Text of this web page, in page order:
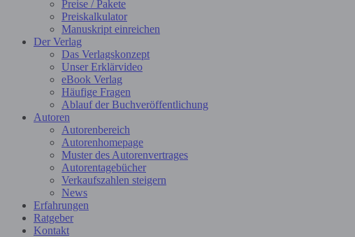
Preise / Pakete
Preiskalkulator
Manuskript einreichen
Der Verlag
Das Verlagskonzept
Unser Erklärvideo
eBook Verlag
Häufige Fragen
Ablauf der Buchveröffentlichung
Autoren
Autorenbereich
Autorenhomepage
Muster des Autorenvertrages
Autorentagebücher
Verkaufszahlen steigern
News
Erfahrungen
Ratgeber
Kontakt